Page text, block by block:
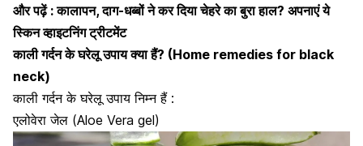
और पढ़ें :कालापन, दाग-धब्बों ने कर दिया चेहरे का बुरा हाल? अपनाएं ये
स्किन व्हाइटनिंग ट्रीटमेंट
काली गर्दन के घरेलू उपाय क्या हैं? (Home remedies for black
neck)
काली गर्दन के घरेलू उपाय निम्न हैं :
एलोवेरा जेल (Aloe Vera gel)